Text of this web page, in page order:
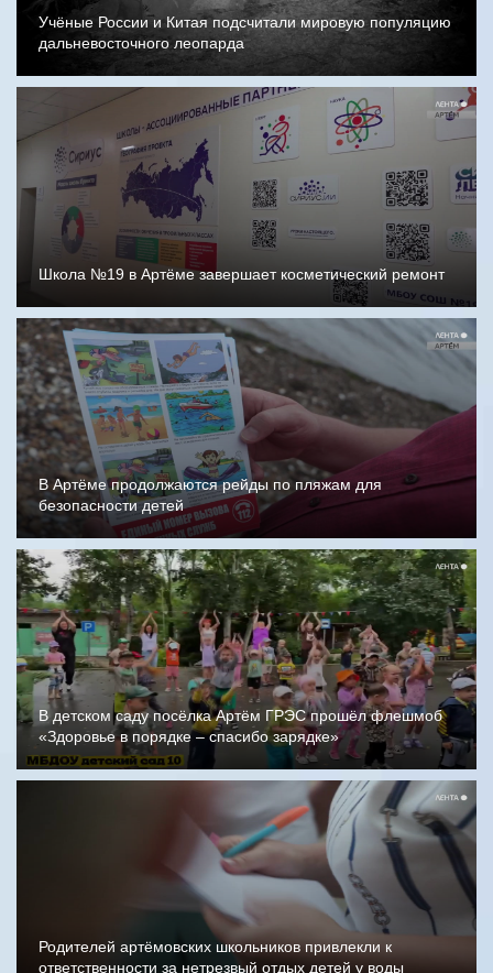
Учёные России и Китая подсчитали мировую популяцию
дальневосточного леопарда
Школа №19 в Артёме завершает косметический ремонт
В Артёме продолжаются рейды по пляжам для
безопасности детей
В детском саду посёлка Артём ГРЭС прошёл флешмоб
«Здоровье в порядке – спасибо зарядке»
Родителей артёмовских школьников привлекли к
ответственности за нетрезвый отдых детей у воды